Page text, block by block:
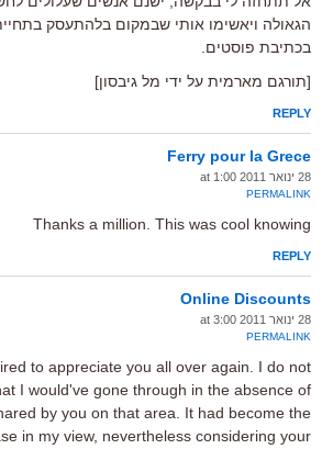
הגאולה ויאשימו אותי שבמקום בלהתעסק
בכתיבת פוסטים.
[תורגם מארמית על ידי מל גיבסון]
REPLY
Ferry pour la Grece
28 ינואר 2011 at 1:00
PERMALINK
Thanks a million. This was cool knowing
REPLY
Online Discounts
28 ינואר 2011 at 3:00
PERMALINK
to appreciate you all over again. I do not
I would've gone through in the absence of
by you on that area. It had become the
in my view, nevertheless considering your